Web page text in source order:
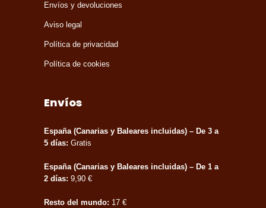
Envíos y devoluciones
Aviso legal
Política de privacidad
Política de cookies
Envíos
España (Canarias y Baleares incluidas) – De 3 a
5 días: Gratis
España (Canarias y Baleares incluidas) – De 1 a
2 días: 9,90 €
Resto del mundo: 17 €